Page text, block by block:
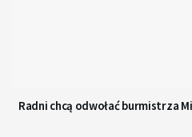
Radni chcą odwołać burmistrza